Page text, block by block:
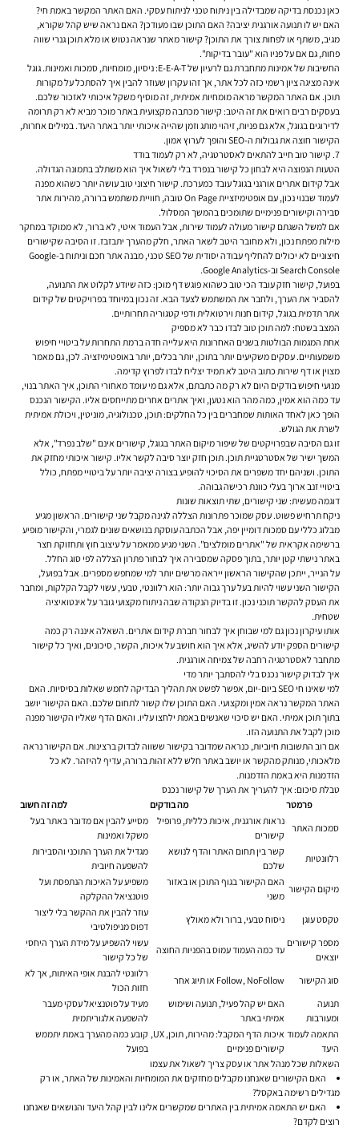
כאן נכנסת בדיקה שמבדילה בין ניתוח טכני לניתוח עסקי. האם האתר המקשר באמת חי?
האם יש לו תנועה אורגנית יציבה? האם התוכן שבו מעודכן? האם נראה שיש קהל שקורא,
מגיב, משתף או לפחות צורך את התוכן? קישור מאתר שנראה נטוש או מלא תוכן גנרי שווה
פחות, גם אם על פניו הוא "עובר בדיקות".
החשיבות של אמינות מתחברת גם לרעיון של E-E-A-T: ניסיון, מומחיות, סמכות ואמינות. גוגל
אינה מציגה ציון רשמי כזה לכל אתר, אך זהו עקרון שעוזר להבין איך להסתכל על מקורות
תוכן. אם האתר המקשר מראה מומחיות אמיתית, זה מוסיף משקל איכותי לאזכור שלכם.
בעסקים רבים רואים את זה היטב: קישור מכתבה מקצועית באתר מוכר מביא לא רק תרומה
לדירוגים בגוגל, אלא גם פניות, זיהוי מותג וזמן שהייה איכותי יותר באתר היעד. במילים אחרות,
הקישור חוצה את גבולות ה-SEO והופך לערוץ אמון.
7. קישור טוב חייב להתאים לאסטרטגיה, לא רק לעמוד בודד
הטעות הנפוצה היא לבחון כל קישור בנפרד בלי לשאול איך הוא משתלב בתמונה הגדולה.
אבל קידום אתרים אורגני בגוגל עובד כמערכת. קישור חיצוני טוב עושה יותר כשהוא מפנה
לעמוד שבנוי נכון, עם אופטימיזציית On Page טובה, חוויית משתמש ברורה, מהירות אתר
סבירה וקישורים פנימיים שתומכים בהמשך המסלול.
אם למשל השגתם קישור מעולה לעמוד שירות, אבל העמוד איטי, לא ברור, לא ממוקד במחקר
מילות מפתח נכון, ולא מחובר היטב לשאר האתר, חלק מהערך יתבזבז. זו הסיבה שקישורים
חיצוניים לא יכולים להחליף עבודה יסודית של SEO טכני, מבנה אתר חכם וניתוח ב-Google
Search Console וב-Google Analytics.
בפועל, קישור חזק עובד הכי טוב כשהוא פוגש דף מוכן: כזה שיודע לקלוט את התנועה,
להסביר את הערך, ולחבר את המשתמש לצעד הבא. זה נכון במיוחד בפרויקטים של קידום
אתר תדמית בגוגל, קידום חנות וירטואלית ודפי קטגוריה תחרותיים.
המצב בשטח: למה תוכן טוב לבדו כבר לא מספיק
אחת המגמות הבולטות בשנים האחרונות היא עלייה חדה ברמת התחרות על ביטויי חיפוש
משמעותיים. עסקים משקיעים יותר בתוכן, יותר בכלים, יותר באופטימיזציה. לכן, גם מאמר
מצוין או דף שירות כתוב היטב לא תמיד יצליח לבדו לפרוץ קדימה.
מנועי חיפוש בודקים היום לא רק מה כתבתם, אלא גם מי עומד מאחורי התוכן, איך האתר בנוי,
עד כמה הוא אמין, כמה מהר הוא נטען, ואיך אתרים אחרים מתייחסים אליו. הקישור הנכנס
הופך כאן לאחד האותות שמחברים בין כל החלקים: תוכן, טכנולוגיה, מוניטין, ויכולת אמיתית
לשרת את הגולש.
זו גם הסיבה שבפרויקטים של שיפור מיקום האתר בגוגל, קישורים אינם "שלב נפרד", אלא
המשך ישיר של אסטרטגיית תוכן. תוכן חזק יוצר סיבה לקשר אליו. קישור איכותי מחזק את
התוכן. ושניהם יחד משפרים את הסיכוי להופיע בצורה יציבה יותר על ביטויי מפתח, כולל
ביטויי זנב ארוך בעלי כוונת רכישה גבוהה.
דוגמה מעשית: שני קישורים, שתי תוצאות שונות
ניקח תרחיש פשוט. עסק שמוכר פתרונות הצללה לגינה מקבל שני קישורים. הראשון מגיע
מבלוג כללי עם סמכות דומיין יפה, אבל הכתבה עוסקת בנושאים שונים לגמרי, והקישור מופיע
ברשימה אקראית של "אתרים מומלצים". השני מגיע ממאמר על עיצוב חוץ ותחזוקת חצר
באתר נישתי קטן יותר, בתוך פסקה שמסבירה איך לבחור פתרון הצללה לפי סוג החלל.
על הנייר, ייתכן שהקישור הראשון ייראה מרשים יותר למי שמחפש מספרים. אבל בפועל,
הקישור השני עשוי להיות בעל ערך גבוה יותר: הוא רלוונטי, טבעי, עשוי לקבל הקלקות, ומחבר
את העסק להקשר תוכני נכון. זו בדיוק הנקודה שבה ניתוח מקצועי גובר על אינטואיציה
שטחית.
אותו עיקרון נכון גם למי שבוחן איך לבחור חברת קידום אתרים. השאלה איננה רק כמה
קישורים הספק יודע להשיג, אלא איך הוא חושב על איכות, הקשר, סיכונים, ואיך כל קישור
מתחבר לאסטרטגיה רחבה של צמיחה אורגנית.
איך לבדוק קישור נכנס בלי להסתבך יותר מדי
למי שאינו חי SEO ביום-יום, אפשר לפשט את תהליך הבדיקה לחמש שאלות בסיסיות. האם
האתר המקשר נראה אמין ומקצועי. האם התוכן שלו קשור לתחום שלכם. האם הקישור יושב
בתוך תוכן אמיתי. האם יש סיכוי שאנשים באמת ילחצו עליו. והאם הדף שאליו הקישור מפנה
מוכן לקבל את התנועה הזו.
אם רוב התשובות חיוביות, כנראה שמדובר בקישור ששווה לבדוק ברצינות. אם הקישור נראה
מלאכותי, מנותק מהקשר או יושב באתר חלש ללא זהות ברורה, עדיף להיזהר. לא כל
הזדמנות היא באמת הזדמנות.
טבלת סיכום: איך להעריך את הערך של קישור נכנס
פרמטר
מה בודקים
למה זה חשוב
סמכות האתר
נראות אורגנית, איכות כללית, פרופיל
קישורים
מסייע להבין אם מדובר באתר בעל
משקל ואמינות
רלוונטיות
קשר בין תחום האתר והדף לנושא
שלכם
מגדיל את הערך התוכני והסבירות
להשפעה חיובית
מיקום הקישור
האם הקישור בגוף התוכן או באזור
משני
משפיע על האיכות הנתפסת ועל
פוטנציאל ההקלקה
טקסט עוגן
ניסוח טבעי, ברור ולא מאולץ
עוזר להבין את ההקשר בלי ליצור
דפוס מניפולטיבי
מספר קישורים
יוצאים
עד כמה העמוד עמוס בהפניות החוצה
עשוי להשפיע על מידת הערך היחסי
של כל קישור
סוג הקישור
Follow, NoFollow או תיוג אחר
רלוונטי להבנת אופי האיתות, אך לא
חזות הכול
תנועה
ומעורבות
האם יש קהל פעיל, תנועה ושימוש
אמיתי באתר
מעיד על פוטנציאל עסקי מעבר
להשפעה אלגוריתמית
התאמה לעמוד
היעד
איכות הדף המקבל: מהירות, תוכן, UX,
קישורים פנימיים
קובע כמה מהערך באמת יתממש
בפועל
השאלות שכל מנהל אתר או עסק צריך לשאול את עצמו
האם הקישורים שאנחנו מקבלים מחזקים את המומחיות והאמינות של האתר, או רק
מגדילים רשימה באקסל?
האם יש התאמה אמיתית בין האתרים שמקשרים אלינו לבין קהל היעד והנושאים שאנחנו
רוצים לקדם?